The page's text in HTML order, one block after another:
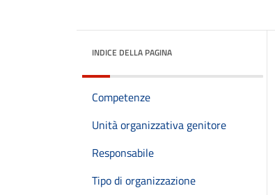
INDICE DELLA PAGINA
Competenze
Unità organizzativa genitore
Responsabile
Tipo di organizzazione